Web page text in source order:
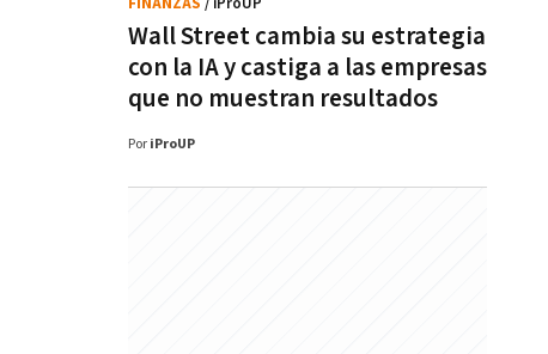
Wall Street cambia su estrategia
con la IA y castiga a las empresas
que no muestran resultados
FINANZAS / iProUP
Por iProUP